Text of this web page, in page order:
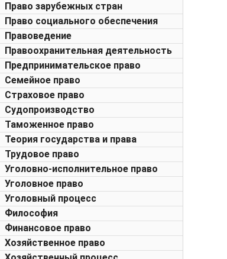
Право зарубежных стран
Право социального обеспечения
Правоведение
Правоохранительная деятельность
Предпринимательское право
Семейное право
Страховое право
Судопроизводство
Таможенное право
Теория государства и права
Трудовое право
Уголовно-исполнительное право
Уголовное право
Уголовный процесс
Философия
Финансовое право
Хозяйственное право